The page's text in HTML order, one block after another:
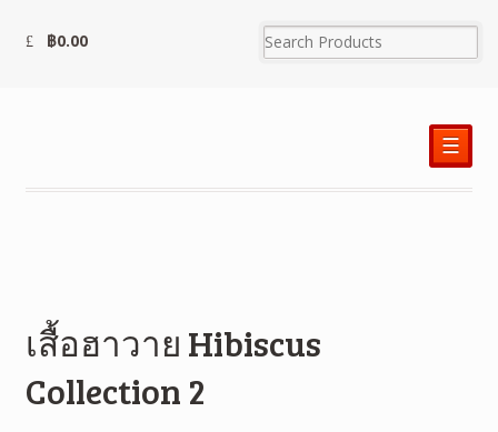
฿0.00
☰
เสื้อฮาวาย Hibiscus
Collection 2